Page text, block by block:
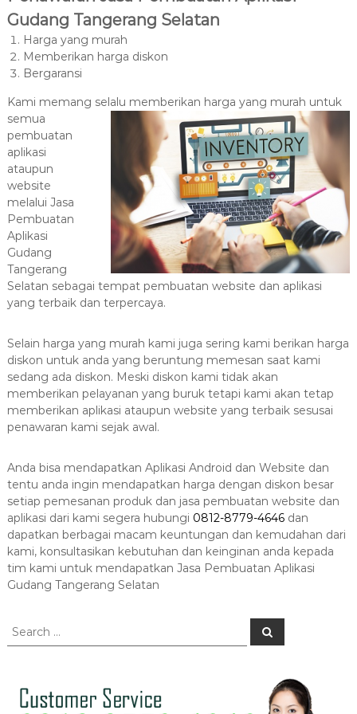
Gudang Tangerang Selatan
Harga yang murah
Memberikan harga diskon
Bergaransi
Kami memang selalu memberikan harga yang murah untuk
semua
pembuatan
aplikasi
ataupun
website
melalui Jasa
Pembuatan
Aplikasi
Gudang
Tangerang
Selatan sebagai tempat pembuatan website dan aplikasi
yang terbaik dan terpercaya.
Selain harga yang murah kami juga sering kami berikan harga
diskon untuk anda yang beruntung memesan saat kami
sedang ada diskon. Meski diskon kami tidak akan
memberikan pelayanan yang buruk tetapi kami akan tetap
memberikan aplikasi ataupun website yang terbaik sesusai
penawaran kami sejak awal.
Anda bisa mendapatkan Aplikasi Android dan Website dan
tentu anda ingin mendapatkan harga dengan diskon besar
setiap pemesanan produk dan jasa pembuatan website dan
aplikasi dari kami segera hubungi 0812-8779-4646dan
dapatkan berbagai macam keuntungan dan kemudahan dari
kami, konsultasikan kebutuhan dan keinginan anda kepada
tim kami untuk mendapatkan Jasa Pembuatan Aplikasi
Gudang Tangerang Selatan
S
S
e